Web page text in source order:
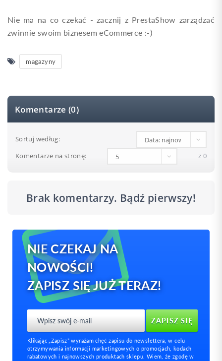
Nie ma na co czekać - zacznij z PrestaShow zarządzać
zwinnie swoim biznesem eCommerce :-)
magazyny
Komentarze (0)
Sortuj według:
Komentarze na stronę:
z 0
Brak komentarzy. Bądź pierwszy!
NIE CZEKAJ NA
NOWOŚCI!
ZAPISZ SIĘ JUŻ TERAZ!
Klikając „Zapisz” wyrażam chęć zapisu do newslettera, w celu
otrzymywania informacji marketingowych o promocjach, kodach
rabatowych i najnowszych produktach sklepu. Wiem, że zgodę w